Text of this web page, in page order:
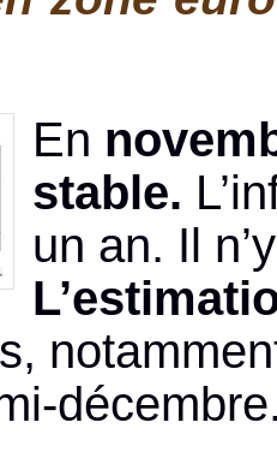
En
stable.
un an. Il